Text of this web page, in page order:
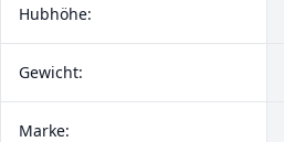
Hubhöhe:
Gewicht:
Marke: